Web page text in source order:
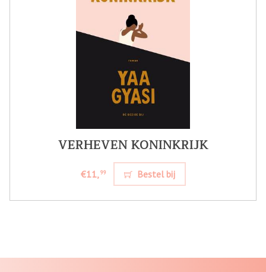
VERHEVEN KONINKRIJK
€11,99 Bestel bij